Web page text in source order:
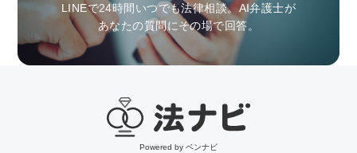
LINEで24時間いつでも法律相談。AI弁護士が
あなたの質問にその場で回答。
Powered by ベンナビ